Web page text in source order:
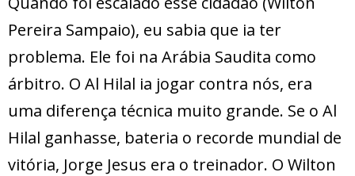
Pereira Sampaio), eu sabia que ia ter
problema. Ele foi na Arábia Saudita como
árbitro. O Al Hilal ia jogar contra nós, era
uma diferença técnica muito grande. Se o Al
Hilal ganhasse, bateria o recorde mundial de
vitória, Jorge Jesus era o treinador. O Wilton